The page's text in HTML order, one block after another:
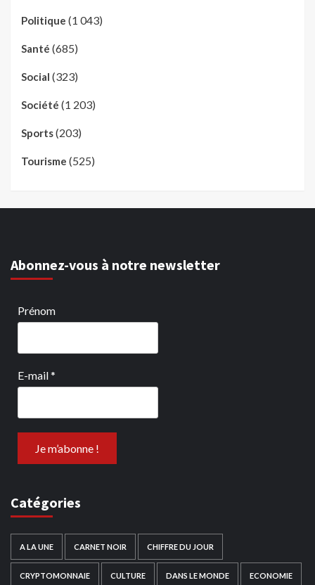
Politique (1 043)
Santé (685)
Social (323)
Société (1 203)
Sports(203)
Tourisme (525)
Abonnez-vous à notre newsletter
Prénom
E-mail*
Catégories
A LA UNE CARNET NOIR CHIFFRE DU JOUR
CRYPTOMONNAIE CULTURE DANS LE MONDE ECONOMIE